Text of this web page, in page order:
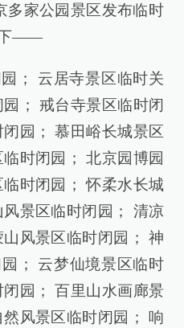
家公园景区发布临时
下——
； 云居寺景区临时关
； 戒台寺景区临时闭
园； 慕田峪长城景区
时闭园； 北京园博园
时闭园； 怀柔水长城
景区临时闭园； 清凉
风景区临时闭园； 神
； 云梦仙境景区临时
园； 百里山水画廊景
风景区临时闭园； 响